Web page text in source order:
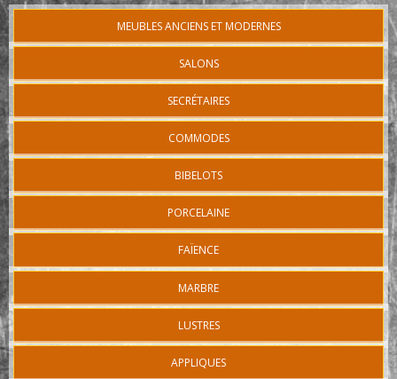
MEUBLES ANCIENS ET MODERNES
SALONS
SECRÉTAIRES
COMMODES
BIBELOTS
PORCELAINE
FAÏENCE
MARBRE
LUSTRES
APPLIQUES